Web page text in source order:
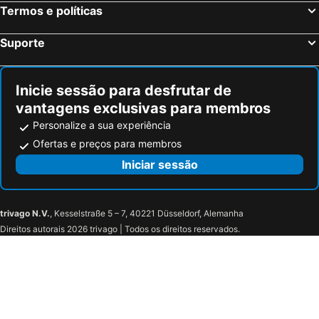
Termos e políticas
Suporte
Inicie sessão para desfrutar de
vantagens exclusivas para membros
Personalize a sua experiência
Ofertas e preços para membros
Iniciar sessão
trivago N.V., Kesselstraße 5 – 7, 40221 Düsseldorf, Alemanha
Direitos autorais 2026 trivago | Todos os direitos reservados.